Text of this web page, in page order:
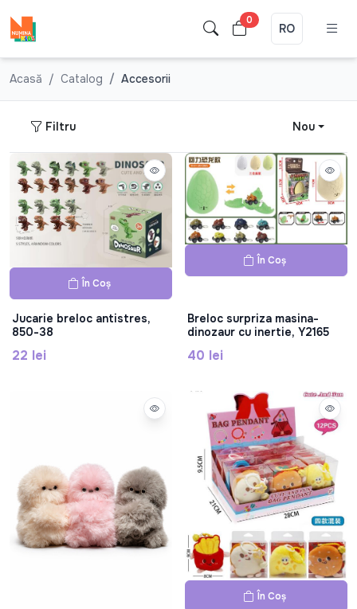
0
RO
Acasă Catalog Accesorii
Filtru Nou
În Coș
Jucarie breloc antistres,
850-38
22 lei
În Coș
Breloc surpriza masina-
dinozaur cu inertie, Y2165
40 lei
În Coș